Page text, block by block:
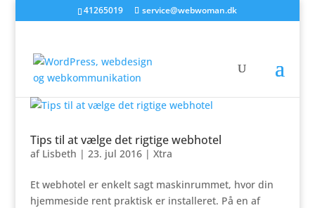
41265019 service@webwoman.dk
Tips til at vælge det rigtige webhotel
af Lisbeth | 23. jul 2016| Xtra
Et webhotel er enkelt sagt maskinrummet, hvor din
hjemmeside rent praktisk er installeret. På en af